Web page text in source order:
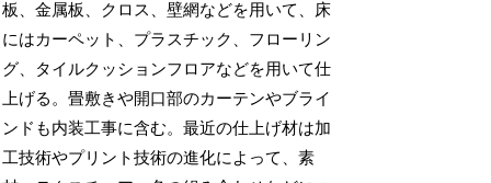
板、金属板、クロス、壁網などを用いて、床
にはカーペット、プラスチック、フローリン
グ、タイルクッションフロアなどを用いて仕
上げる。畳敷きや開口部のカーテンやブライ
ンドも内装工事に含む。最近の仕上げ材は加
工技術やプリント技術の進化によって、素